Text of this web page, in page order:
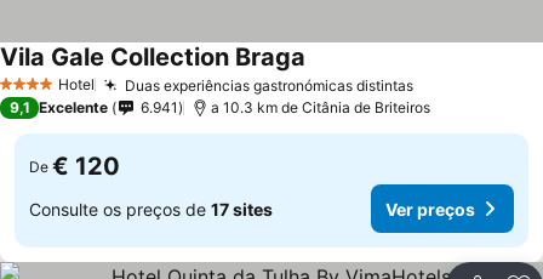
4 EstrelasHotel Duas experiências gastronómicas distintas
Vila Gale Collection Braga
9,1 Excelente 6.941 a 10.3 km de Citânia de Briteiros
De € 120
Consulte os preços de 17 sites Ver preços